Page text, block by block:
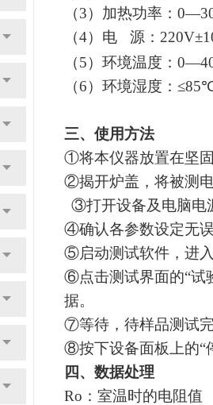
（3）加热功率： 0—
（4）电 源： 220V±
（5）环境温度： 0—
（6）环境湿度：≤85
三、使用方法
①将本仪器放置在坚
②揭开炉盖，将被测
③打开设备及电脑电
④确认各参数设定无
⑤启动测试软件，进入
⑥点击测试界面的“试
据。
⑦等待，待样品测试完
⑧按下设备面板上的“
四、数据处理
Ro ：室温时的电阻值